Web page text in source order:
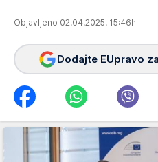
Objavljeno 02.04.2025. 15:46h
Dodajte EUpravo